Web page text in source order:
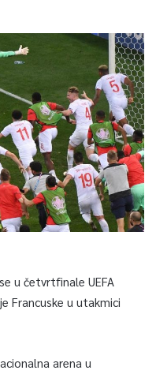
u četvrtfinale UEFA
Francuske u utakmici
arena u